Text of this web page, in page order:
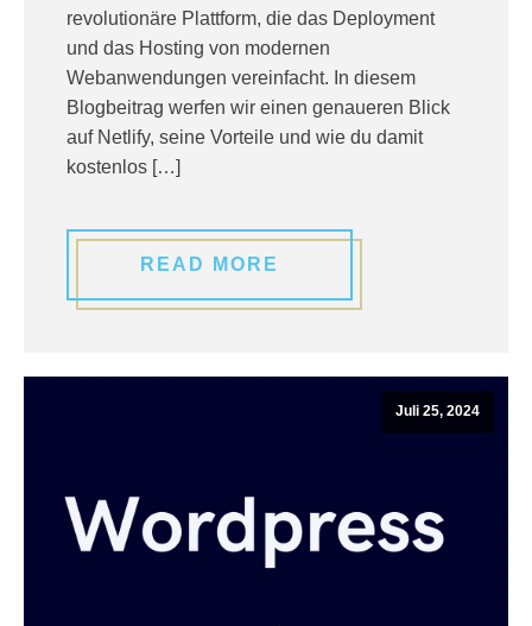
revolutionäre Plattform, die das Deployment
und das Hosting von modernen
Webanwendungen vereinfacht. In diesem
Blogbeitrag werfen wir einen genaueren Blick
auf Netlify, seine Vorteile und wie du damit
kostenlos […]
READ MORE
Juli 25, 2024